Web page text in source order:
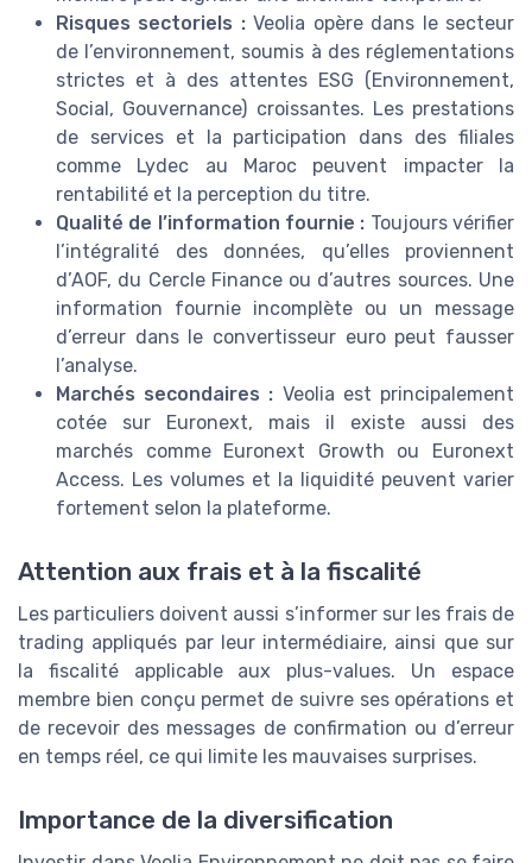
Risques sectoriels :Veolia opère dans le secteur
de l’environnement, soumis à des réglementations
strictes et à des attentes ESG (Environnement,
Social, Gouvernance) croissantes. Les prestations
de services et la participation dans des filiales
comme Lydec au Maroc peuvent impacter la
rentabilité et la perception du titre.
Qualité de l’information fournie : Toujours vérifier
l’intégralité des données, qu’elles proviennent
d’AOF, du Cercle Finance ou d’autres sources. Une
information fournie incomplète ou un message
d’erreur dans le convertisseur euro peut fausser
l’analyse.
Marchés secondaires : Veolia est principalement
cotée sur Euronext, mais il existe aussi des
marchés comme Euronext Growth ou Euronext
Access. Les volumes et la liquidité peuvent varier
fortement selon la plateforme.
Attention aux frais et à la fiscalité
Les particuliers doivent aussi s’informer sur les frais de
trading appliqués par leur intermédiaire, ainsi que sur
la fiscalité applicable aux plus-values. Un espace
membre bien conçu permet de suivre ses opérations et
de recevoir des messages de confirmation ou d’erreur
en temps réel, ce qui limite les mauvaises surprises.
Importance de la diversification